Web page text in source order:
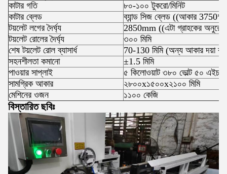
কাটার গতি
৮০-১০০ টুকরো/মিনিট
কাটার ব্লেড
ব্যান্ড সিজ ব্লেড ((আকার
টয়লেট লগের দৈর্ঘ্য
2850mm ((এটা গ্রাহকের অনুরোধ
টয়লেট রোলের দৈর্ঘ্য
৩০০ মিমি
শেষ টয়লেট রোল ব্যাসার্ধ
70-130 মিমি (অন্য আকার দয়া
সহনশীলতা কমানো
±1.5 মিমি
পাওয়ার সাপ্লাই
৫ কিলোওয়াট ৩৮০ ভোল্ট ৫০ এইচ
সামগ্রিক আকার
২৮০০x১৫০০x২১০০ মিমি
মেশিনের ওজন
১১০০ কেজি
বিস্তারিত ছবিঃ